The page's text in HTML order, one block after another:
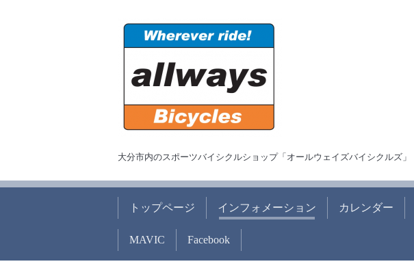
大分市内のスポーツバイシクルショップ「オールウェイズバイシクルズ」
トップページ インフォメーション カレンダー
MAVIC Facebook